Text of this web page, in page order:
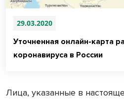
29.03.2020
Уточненная онлайн-карта
коронавируса в России
Лица, указанные в